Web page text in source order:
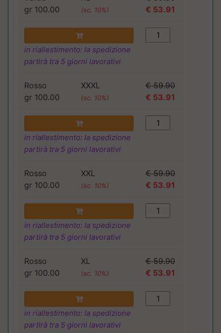
gr 100.00
(sc. 10%)
€ 53.91
in riallestimento: la spedizione
partirà tra 5 giorni lavorativi
Rosso
gr 100.00
XXXL
(sc. 10%)
€ 59.90
€ 53.91
in riallestimento: la spedizione
partirà tra 5 giorni lavorativi
Rosso
gr 100.00
XXL
(sc. 10%)
€ 59.90
€ 53.91
in riallestimento: la spedizione
partirà tra 5 giorni lavorativi
Rosso
gr 100.00
XL
(sc. 10%)
€ 59.90
€ 53.91
in riallestimento: la spedizione
partirà tra 5 giorni lavorativi